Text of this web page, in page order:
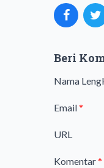
Beri
Nama
Email*
URL
Komentar*